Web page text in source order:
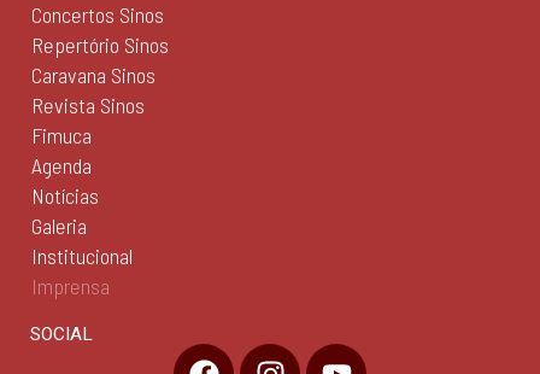
Concertos Sinos
Repertório Sinos
Caravana Sinos
Revista Sinos
Fimuca
Agenda
Notícias
Galeria
Institucional
Imprensa
SOCIAL